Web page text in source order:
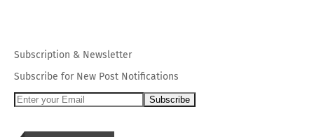
Subscription & Newsletter
Subscribe for New Post Notifications